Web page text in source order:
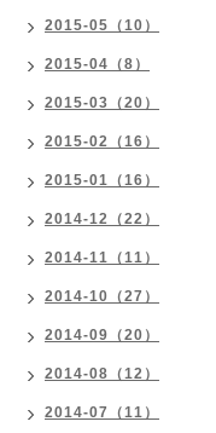
2015-05（10）
2015-04（8）
2015-03（20）
2015-02（16）
2015-01（16）
2014-12（22）
2014-11（11）
2014-10（27）
2014-09（20）
2014-08（12）
2014-07（11）